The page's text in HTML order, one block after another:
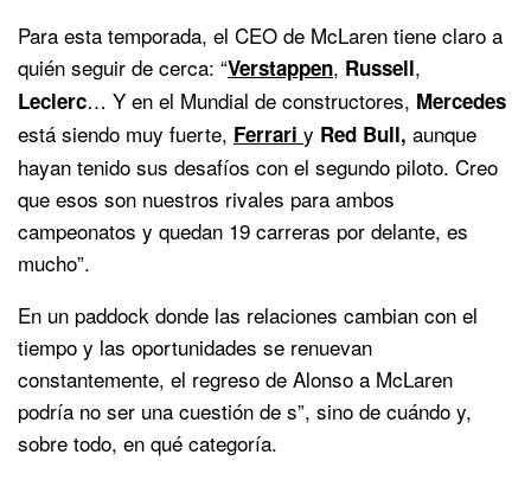
Para esta temporada, el CEO de McLaren tiene claro a
quién seguir de cerca: “Verstappen, Russell,
Leclerc… Y en el Mundial de constructores, Mercedes
está siendo muy fuerte, Ferrari y Red Bull, aunque
hayan tenido sus desafíos con el segundo piloto. Creo
que esos son nuestros rivales para ambos
campeonatos y quedan 19 carreras por delante, es
mucho”.
En un paddock donde las relaciones cambian con el
tiempo y las oportunidades se renuevan
constantemente, el regreso de Alonso a McLaren
podría no ser una cuestión de s”, sino de cuándo y,
sobre todo, en qué categoría.